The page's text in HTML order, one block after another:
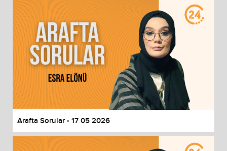
Arafta Sorular - 17 05 2026